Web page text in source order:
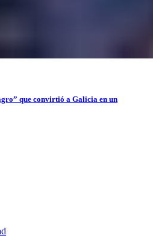
que convirtió a Galicia en un